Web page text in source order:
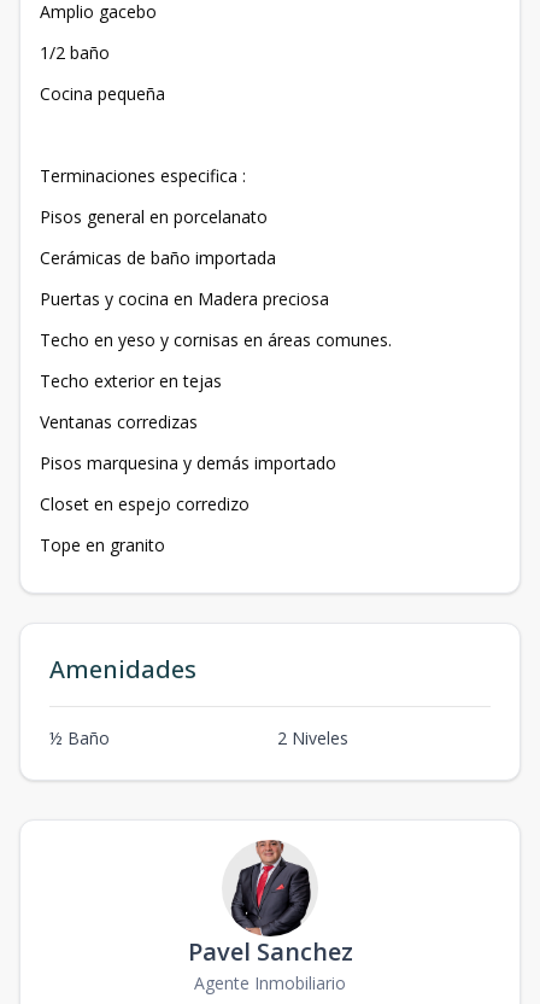
Amplio gacebo
1/2 baño
Cocina pequeña
Terminaciones especifica :
Pisos general en porcelanato
Cerámicas de baño importada
Puertas y cocina en Madera preciosa
Techo en yeso y cornisas en áreas comunes.
Techo exterior en tejas
Ventanas corredizas
Pisos marquesina y demás importado
Closet en espejo corredizo
Tope en granito
Amenidades
½ Baño 2 Niveles
Pavel Sanchez
Agente Inmobiliario